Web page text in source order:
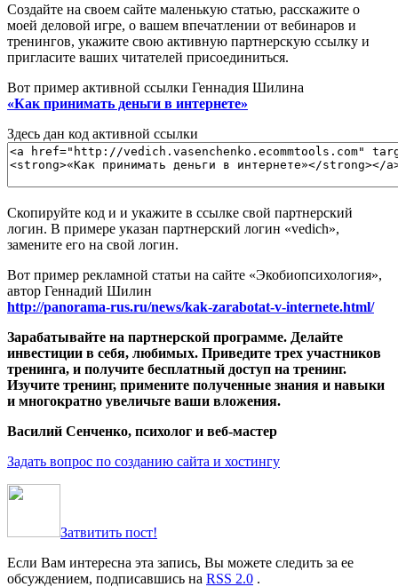
Создайте на своем сайте маленькую статью, расскажите о
моей деловой игре, о вашем впечатлении от вебинаров и
тренингов, укажите свою активную партнерскую ссылку и
пригласите ваших читателей присоединиться.
Вот пример активной ссылки Геннадия Шилина
«Как принимать деньги в интернете»
Здесь дан код активной ссылки
Скопируйте код и и укажите в ссылке свой партнерский
логин. В примере указан партнерский логин «vedich»,
замените его на свой логин.
Вот пример рекламной статьи на сайте «Экобиопсихология»,
автор Геннадий Шилин
http://panorama-rus.ru/news/kak-zarabotat-v-internete.html/
Зарабатывайте на партнерской программе. Делайте
инвестиции в себя, любимых. Приведите трех участников
тренинга, и получите бесплатный доступ на тренинг.
Изучите тренинг, примените полученные знания и навыки
и многократно увеличьте ваши вложения.
Василий Сенченко, психолог и веб-мастер
Задать вопрос по созданию сайта и хостингу
Затвитить пост!
Если Вам интересна эта запись, Вы можете следить за ее
обсуждением, подписавшись на RSS 2.0 .